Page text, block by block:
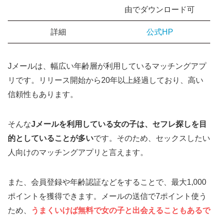
由でダウンロード可
詳細 公式HP
Jメールは、幅広い年齢層が利用しているマッチングアプ
リです。リリース開始から20年以上経過しており、高い
信頼性もあります。
そんなJメールを利用している女の子は、セフレ探しを目
的としていることが多いです。そのため、セックスしたい
人向けのマッチングアプリと言えます。
また、会員登録や年齢認証などをすることで、最大1,000
ポイントを獲得できます。メールの送信で7ポイント使う
ため、
うまくいけば無料で女の子と出会えることもあるで